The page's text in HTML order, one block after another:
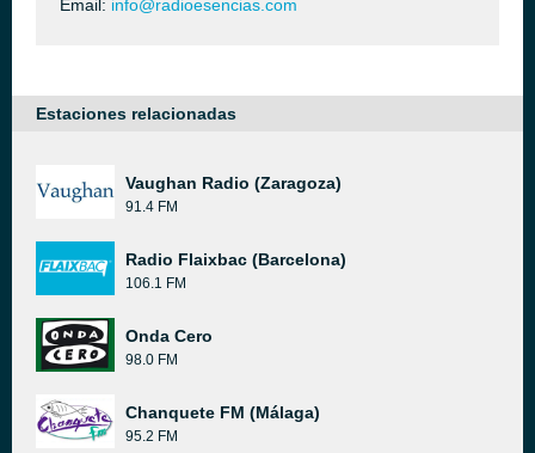
Email: info@radioesencias.com
Estaciones relacionadas
Vaughan Radio (Zaragoza)
91.4 FM
Radio Flaixbac (Barcelona)
106.1 FM
Onda Cero
98.0 FM
Chanquete FM (Málaga)
95.2 FM